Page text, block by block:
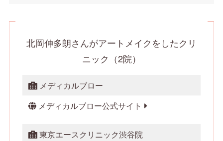
北岡伸多朗さんがアートメイクをしたクリ
ニック（2院）
メディカルブロー
メディカルブロー公式サイト
東京エースクリニック渋谷院